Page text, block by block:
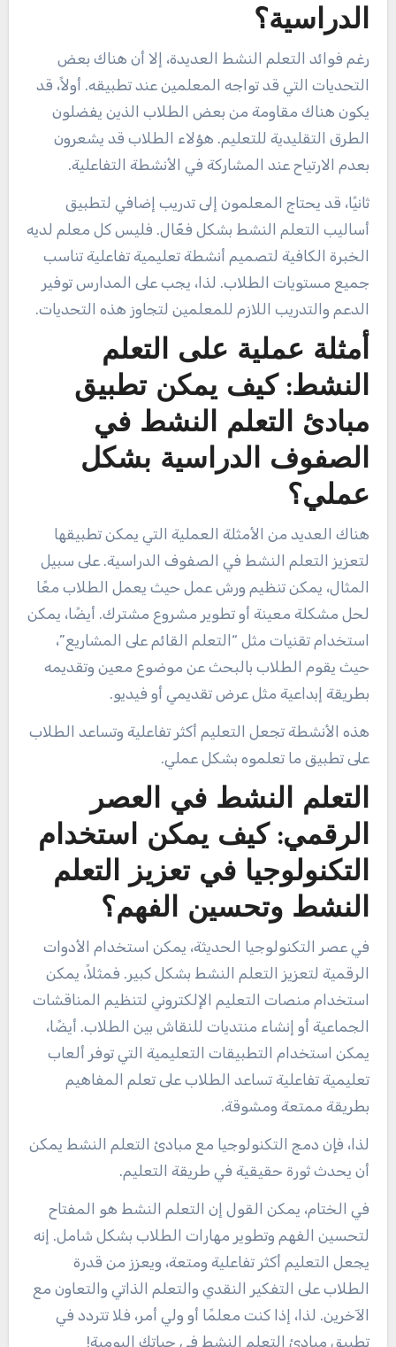
الدراسية؟
رغم فوائد التعلم النشط العديدة، إلا أن هناك بعض
التحديات التي قد تواجه المعلمين عند تطبيقه. أولاً، قد
يكون هناك مقاومة من بعض الطلاب الذين يفضلون
الطرق التقليدية للتعليم. هؤلاء الطلاب قد يشعرون
بعدم الارتياح عند المشاركة في الأنشطة التفاعلية.
ثانيًا، قد يحتاج المعلمون إلى تدريب إضافي لتطبيق
أساليب التعلم النشط بشكل فعّال. فليس كل معلم لديه
الخبرة الكافية لتصميم أنشطة تعليمية تفاعلية تناسب
جميع مستويات الطلاب. لذا، يجب على المدارس توفير
الدعم والتدريب اللازم للمعلمين لتجاوز هذه التحديات.
أمثلة عملية على التعلم
النشط: كيف يمكن تطبيق
مبادئ التعلم النشط في
الصفوف الدراسية بشكل
عملي؟
هناك العديد من الأمثلة العملية التي يمكن تطبيقها
لتعزيز التعلم النشط في الصفوف الدراسية. على سبيل
المثال، يمكن تنظيم ورش عمل حيث يعمل الطلاب معًا
لحل مشكلة معينة أو تطوير مشروع مشترك. أيضًا، يمكن
استخدام تقنيات مثل “التعلم القائم على المشاريع”،
حيث يقوم الطلاب بالبحث عن موضوع معين وتقديمه
بطريقة إبداعية مثل عرض تقديمي أو فيديو.
هذه الأنشطة تجعل التعليم أكثر تفاعلية وتساعد الطلاب
على تطبيق ما تعلموه بشكل عملي.
التعلم النشط في العصر
الرقمي: كيف يمكن استخدام
التكنولوجيا في تعزيز التعلم
النشط وتحسين الفهم؟
في عصر التكنولوجيا الحديثة، يمكن استخدام الأدوات
الرقمية لتعزيز التعلم النشط بشكل كبير. فمثلاً، يمكن
استخدام منصات التعليم الإلكتروني لتنظيم المناقشات
الجماعية أو إنشاء منتديات للنقاش بين الطلاب. أيضًا،
يمكن استخدام التطبيقات التعليمية التي توفر ألعاب
تعليمية تفاعلية تساعد الطلاب على تعلم المفاهيم
بطريقة ممتعة ومشوقة.
لذا، فإن دمج التكنولوجيا مع مبادئ التعلم النشط يمكن
أن يحدث ثورة حقيقية في طريقة التعليم.
في الختام، يمكن القول إن التعلم النشط هو المفتاح
لتحسين الفهم وتطوير مهارات الطلاب بشكل شامل. إنه
يجعل التعليم أكثر تفاعلية ومتعة، ويعزز من قدرة
الطلاب على التفكير النقدي والتعلم الذاتي والتعاون مع
الآخرين. لذا، إذا كنت معلمًا أو ولي أمر، فلا تتردد في
تطبيق مبادئ التعلم النشط في حياتك اليومية!